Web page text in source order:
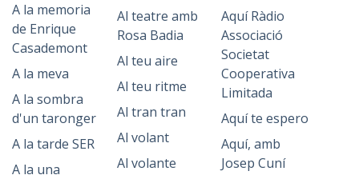
A la memoria
de Enrique
Casademont
A la meva
A la sombra
d'un taronger
A la tarde SER
A la una
Al teatre amb
Rosa Badia
Al teu aire
Al teu ritme
Al tran tran
Al volant
Al volante
Aquí Ràdio
Associació
Societat
Cooperativa
Limitada
Aquí te espero
Aquí, amb
Josep Cuní